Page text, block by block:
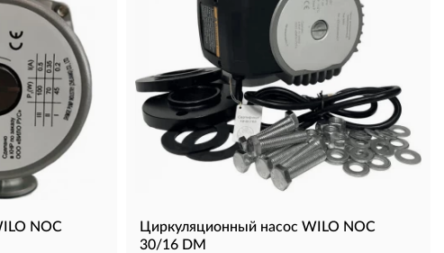
NOC
Циркуляционный насос WILO NOC
30/16 DM